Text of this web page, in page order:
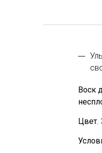
Воск
Цвет.